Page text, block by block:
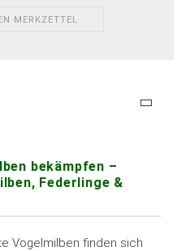
MERKZETTEL
bekämpfen –
Federlinge &
Vogelmilben finden sich